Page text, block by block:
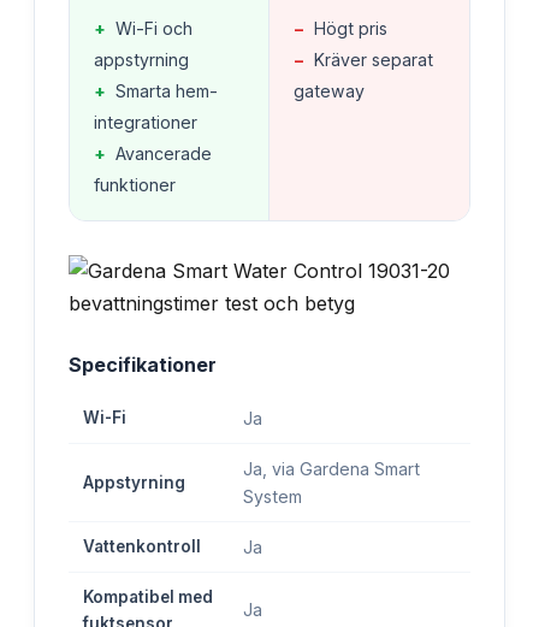
+ Wi-Fi och
appstyrning
+ Smarta hem-
integrationer
+ Avancerade
funktioner
− Högt pris
− Kräver separat
gateway
Specifikationer
Wi-Fi Ja
Appstyrning
Ja, via Gardena Smart
System
Vattenkontroll Ja
Kompatibel med
Ja